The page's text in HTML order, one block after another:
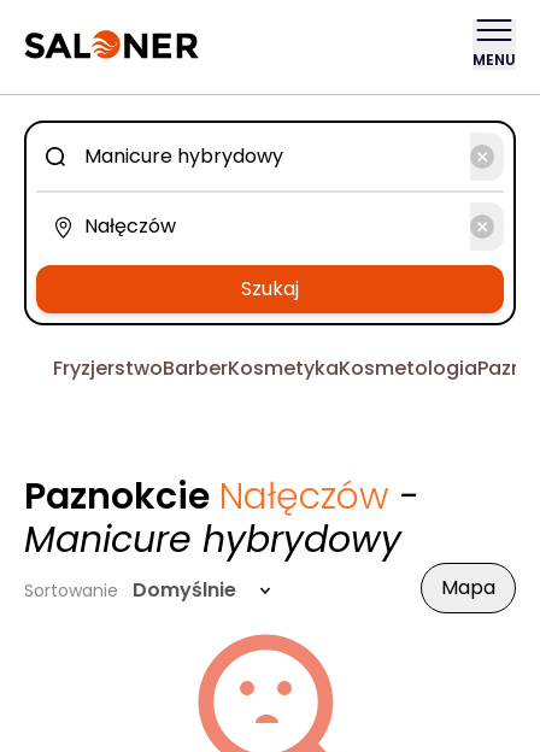
MENU
Szukaj
FryzjerstwoBarberKosmetykaKosmetologia
Paznokcie Nałęczów -
Manicure hybrydowy
Sortowanie Domyślnie Mapa